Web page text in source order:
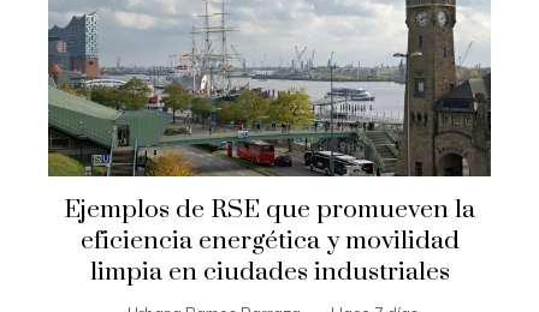
Ejemplos de RSE que promueven la
eficiencia energética y movilidad
limpia en ciudades industriales